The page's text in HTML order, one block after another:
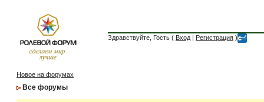
Здравствуйте, Гость ( Вход | Регистрация )
Новое на форумах
Все форумы